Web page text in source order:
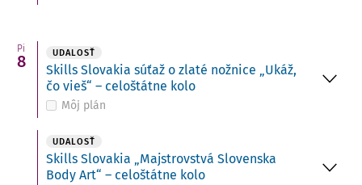
Pi
8 UDALOSŤ
Skills Slovakia súťaž o zlaté nožnice „Ukáž,
čo vieš“ – celoštátne kolo
Môj plán
UDALOSŤ
Skills Slovakia „Majstrovstvá Slovenska
Body Art“ – celoštátne kolo